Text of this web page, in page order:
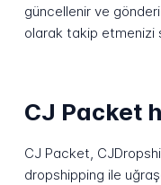
güncellenir ve
olarak takip etmenizi
CJ Packet
CJ Packet,
dropshipping ile